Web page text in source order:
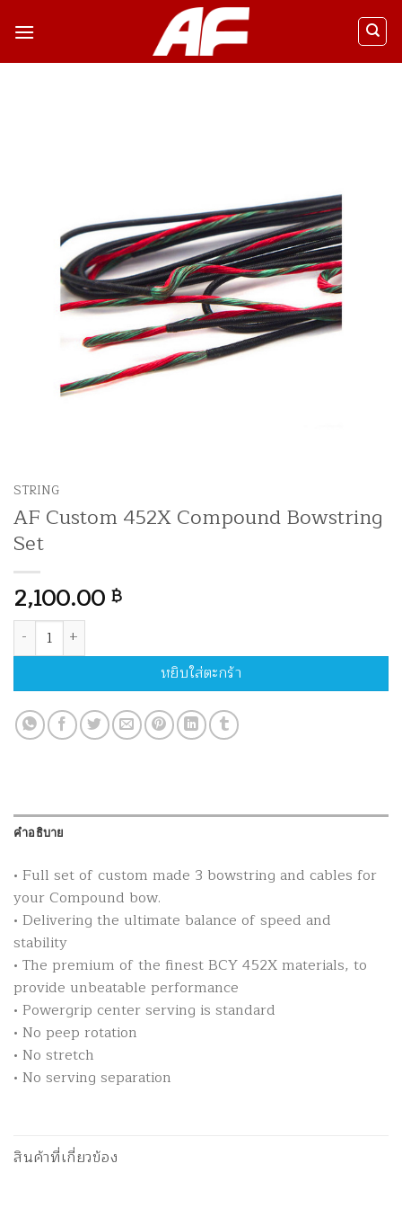
STRING
AF Custom 452X Compound Bowstring
Set
2,100.00 ฿
จำนวน AF Custom 452X Compound Bowstring Set ชิ้น
หยิบใส่ตะกร้า
คำอธิบาย
• Full set of custom made 3 bowstring and cables for
your Compound bow.
• Delivering the ultimate balance of speed and
stability
• The premium of the finest BCY 452X materials, to
provide unbeatable performance
• Powergrip center serving is standard
• No peep rotation
• No stretch
• No serving separation
สินค้าที่เกี่ยวข้อง